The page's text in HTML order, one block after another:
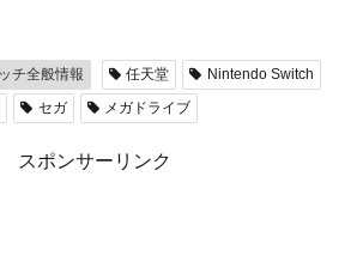
チ全般情報 任天堂
Nintendo Switch
セガ メガドライブ
スポンサーリンク